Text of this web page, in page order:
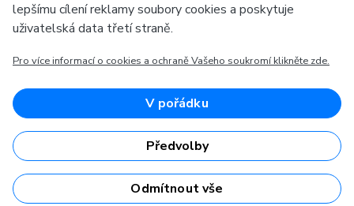
Evropská unie
OP Podnikání a inovace pro konkurenceschopnost
Evropský fond pro regionální rozvoj
Česká mincovna, a.s. © 1993 - 2026
lepšímu cílení reklamy soubory cookies a poskytuje
uživatelská data třetí straně.
Pro více informací o cookies a ochraně Vašeho soukromí klikněte zde.
V pořádku
Předvolby
Odmítnout vše